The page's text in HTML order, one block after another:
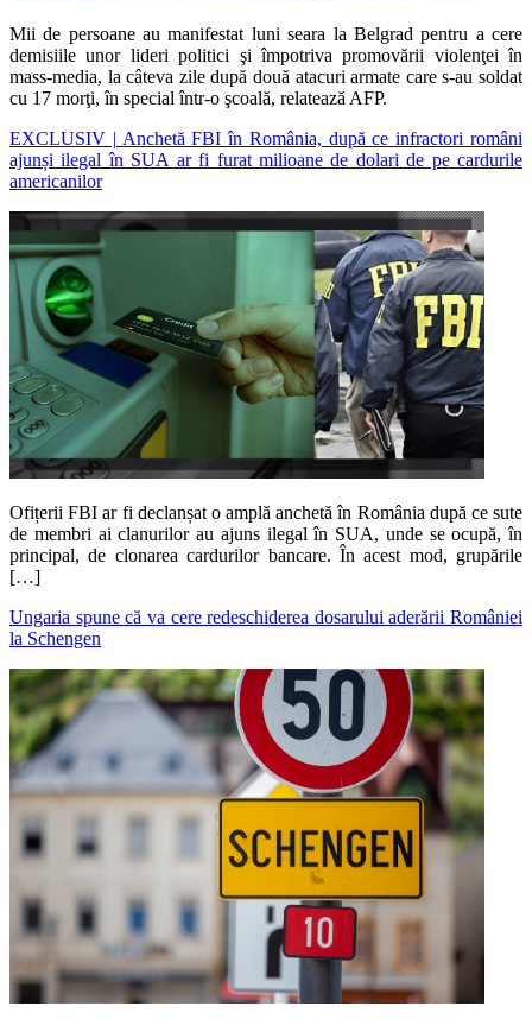
Mii de persoane au manifestat luni seara la Belgrad pentru a cere
demisiile unor lideri politici şi împotriva promovării violenţei în
mass-media, la câteva zile după două atacuri armate care s-au soldat
cu 17 morţi, în special într-o şcoală, relatează AFP.
EXCLUSIV | Anchetă FBI în România, după ce infractori români
ajunși ilegal în SUA ar fi furat milioane de dolari de pe cardurile
americanilor
Ofițerii FBI ar fi declanșat o amplă anchetă în România după ce sute
de membri ai clanurilor au ajuns ilegal în SUA, unde se ocupă, în
principal, de clonarea cardurilor bancare. În acest mod, grupările
[…]
Ungaria spune că va cere redeschiderea dosarului aderării României
la Schengen